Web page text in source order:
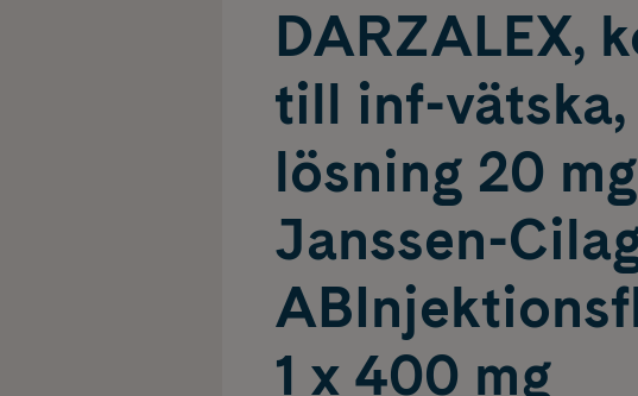
DARZALEX,
till inf-vätska,
lösning 20
Janssen-
1 x 400 mg